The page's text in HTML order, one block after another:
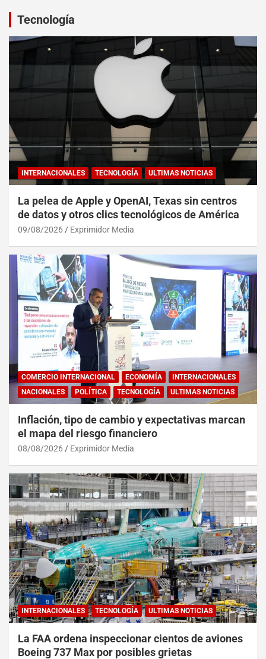
Tecnología
INTERNACIONALES TECNOLOGÍA ULTIMAS NOTICIAS
La pelea de Apple y OpenAI, Texas sin centros
de datos y otros clics tecnológicos de América
09/08/2026 Exprimidor Media
COMERCIO INTERNACIONAL ECONOMÍA
INTERNACIONALES
NACIONALES
POLÍTICA TECNOLOGÍA ULTIMAS NOTICIAS
Inflación, tipo de cambio y expectativas marcan
el mapa del riesgo financiero
08/08/2026 Exprimidor Media
INTERNACIONALES TECNOLOGÍA ULTIMAS NOTICIAS
La FAA ordena inspeccionar cientos de aviones
Boeing 737 Max por posibles grietas